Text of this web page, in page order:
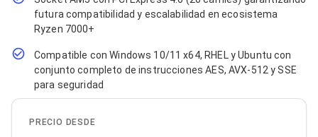
Adaptadores Video
Adaptadores Video DisplayPort
Divisores de Video
Adaptadores Video HDMI
Extensores y Receptores de Vídeo
Adaptadores Video DVI
Adaptadores Video VGA / HD15
Repetidores USB
Adaptadores Audio
futura compatibilidad y escalabilidad en ecosistema
Ryzen 7000+
Compatible con Windows 10/11 x64, RHEL y Ubuntu con
conjunto completo de instrucciones AES, AVX-512 y SSE
para seguridad
PRECIO DESDE